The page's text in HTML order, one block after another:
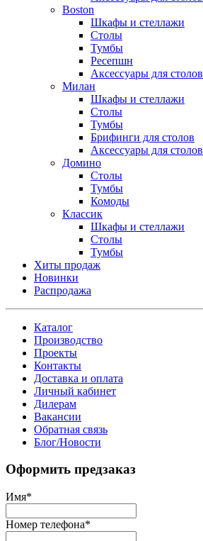
Boston
Шкафы и стеллажи
Столы
Тумбы
Ресепшн
Аксессуары для столов
Милан
Шкафы и стеллажи
Столы
Тумбы
Брифинги для столов
Аксессуары для столов
Домино
Столы
Тумбы
Комоды
Классик
Шкафы и стеллажи
Столы
Тумбы
Хиты продаж
Новинки
Распродажа
Каталог
Производство
Проекты
Контакты
Доставка и оплата
Личный кабинет
Дилерам
Вакансии
Обратная связь
Блог/Новости
Оформить предзаказ
Имя*
Номер телефона*